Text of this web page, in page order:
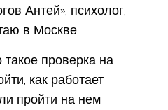
Антей», психолог,
в Москве.
такое проверка на
как работает
пройти на нем